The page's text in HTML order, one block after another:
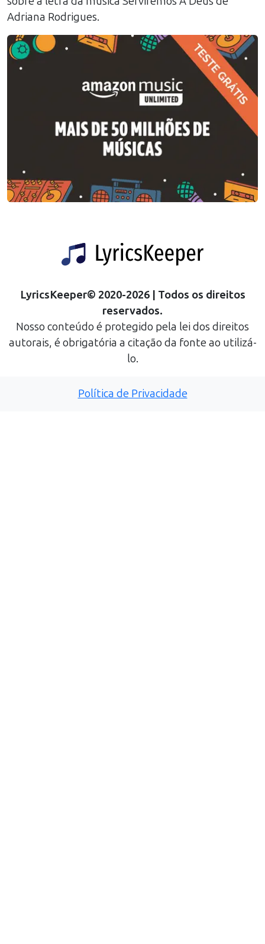
Adriana Rodrigues.
LyricsKeeper© 2020-2026| Todos os direitos
reservados.
Nosso conteúdo é protegido pela lei dos direitos
autorais, é obrigatória a citação da fonte ao utilizá-
lo.
Política de Privacidade